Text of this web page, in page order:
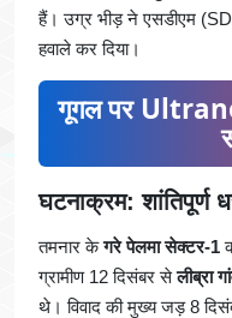
हैं। उग्र भीड़ ने एसडीएम
हवाले कर दिया।
गूगल पर
घटनाक्रम: शांतिपूर्ण
तमनार केगरे पेलमा सेक्टर-1
ग्रामीण 12 दिसंबर सेलीब्रा
थे। विवाद की मुख्य जड़ 8